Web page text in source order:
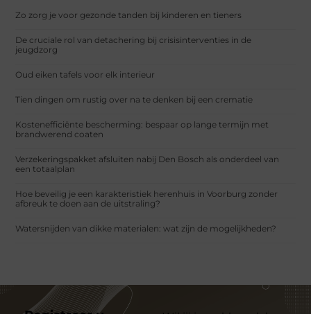
Zo zorg je voor gezonde tanden bij kinderen en tieners
De cruciale rol van detachering bij crisisinterventies in de
jeugdzorg
Oud eiken tafels voor elk interieur
Tien dingen om rustig over na te denken bij een crematie
Kostenefficiënte bescherming: bespaar op lange termijn met
brandwerend coaten
Verzekeringspakket afsluiten nabij Den Bosch als onderdeel van
een totaalplan
Hoe beveilig je een karakteristiek herenhuis in Voorburg zonder
afbreuk te doen aan de uitstraling?
Watersnijden van dikke materialen: wat zijn de mogelijkheden?